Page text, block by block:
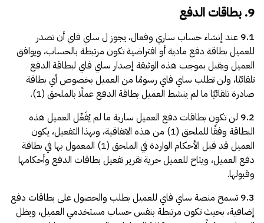
9. بطاقات الدفع
9.1 عند إنشاء حساب ساري وفعال، يجوز ل ساي فاي أن تصدر
للعميل بطاقة دفع مادية أو افتراضية تكون مرتبطة بالحساب، ويوافق
العميل ويقبل بموجب هذه الوثيقة إصدار ساي فاي لبطاقة الدفع
تلقائيًا، ولن تطلب ساي فاي رسومًا من العميل بخصوص أي بطاقة
صادرة تلقائيًا ما لم ينشط العميل بطاقة الدفع عملًا بالملحق (1).
9.2 لن تكون بطاقات دفع العميل سارية ما لم يُفَعِّل العميل هذه
البطاقة وفقًا للملحق (1) من هذه الاتفاقية، وبهذا التفعيل، يكون
العميل قد قبل الأحكام الواردة في الملحق (1) المعمول بها في بطاقة
دفع العميل، ويتاح للعميل حرية تقرير تفعيل بطاقات الدفع وأحكامها
وقبولها.
9.3 تسمح منصة ساي فاي للعميل بطلب والحصول على بطاقات دفع
إضافية، بحيث تكون مرتبطة بنفس حساب مستخدمي العميل، ويظل